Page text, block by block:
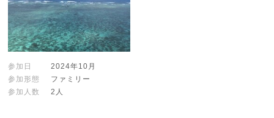
参加日
2024年10月
参加形態
ファミリー
参加人数
2人